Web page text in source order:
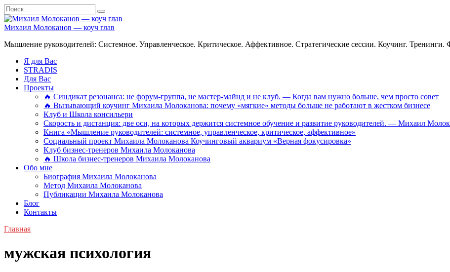
Перейти
к
содержанию
Search
for:
Михаил Молоканов — коуч глав
Мышление руководителей: Системное. Управленческое. Критическое. Аффективное. Стратегические сессии. Коучинг.
Я для Вас
STRADIS
Для Вас
Проекты
🔥 Синдикат резонанса: не форум-группа, не мастер-майнд и не клуб. — Когда вам нужно больше, чем просто совет
🔥 Вызывающий коучинг Михаила Молоканова: почему «мягкие» методы больше не работают в жестком бизнесе
Клуб и Школа консильери
Скорость и дистанция: две оси, на которых держится системное обучение и развитие руководителей. — Михаил
Книга «Мышление руководителей: системное, управленческое, критическое, аффективное»
Социальный проект Михаила Молоканова Коучинговый аквариум «Верная фокусировка»
Клуб бизнес-тренеров Михаила Молоканова
🔥 Школа бизнес-тренеров Михаила Молоканова
Обо мне
Биография Михаила Молоканова
Метод Михаила Молоканова
Публикации Михаила Молоканова
Блог
Контакты
Главная
мужская психология